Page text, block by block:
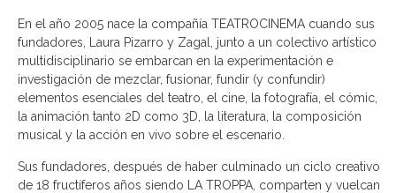
En el año 2005 nace la compañía TEATROCINEMA cuando sus
fundadores, Laura Pizarro y Zagal, junto a un colectivo artístico
multidisciplinario se embarcan en la experimentación e
investigación de mezclar, fusionar, fundir (y confundir)
elementos esenciales del teatro, el cine, la fotografía, el cómic,
la animación tanto 2D como 3D, la literatura, la composición
musical y la acción en vivo sobre el escenario.
Sus fundadores, después de haber culminado un ciclo creativo
de 18 fructíferos años siendo LA TROPPA, comparten y vuelcan